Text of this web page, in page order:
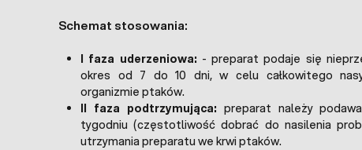
Schemat stosowania:
I faza uderzeniowa: - preparat podaje się
okres od 7 do 10 dni, w celu całkowitego
organizmie ptaków.
II faza podtrzymująca: preparat należy
tygodniu (częstotliwość dobrać do nasilenia
utrzymania preparatu we krwi ptaków.